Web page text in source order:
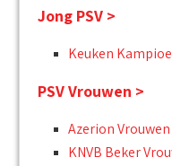
Jong PSV >
Keuken
PSV Vrouwen >
Azerion
KNVB Beker